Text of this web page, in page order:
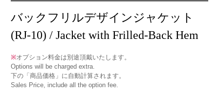
バックフリルデザインジャケット
(RJ-10) / Jacket with Frilled-Back Hem
※オプション料金は別途頂戴いたします。
Options will be charged extra.
下の「商品価格」に自動計算されます。
Sales Price, include all the option fee.